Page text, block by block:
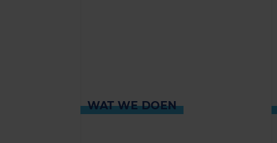
WAT WE DOEN